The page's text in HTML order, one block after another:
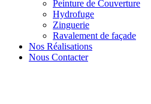
Peinture de Couverture
Hydrofuge
Zinguerie
Ravalement de façade
Nos Réalisations
Nous Contacter